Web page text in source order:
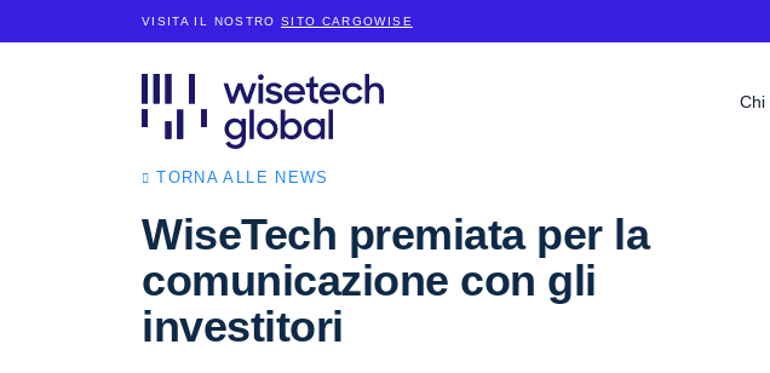
VISITA IL NOSTRO SITO CARGOWISE
Chi
TORNA ALLE NEWS
WiseTech premiata per la
comunicazione con gli
investitori